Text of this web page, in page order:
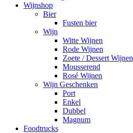
Wijnshop
Bier
Fusten bier
Wijn
Witte Wijnen
Rode Wijnen
Zoete / Dessert Wijnen
Mousserend
Rosé Wijnen
Wijn Geschenken
Port
Enkel
Dubbel
Magnum
Foodtrucks